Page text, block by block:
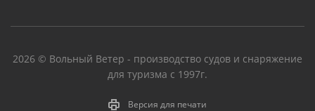
2026 © Вольный Ветер - производство судов и снаряжение
для туризма с 1997г.
Версия для печати